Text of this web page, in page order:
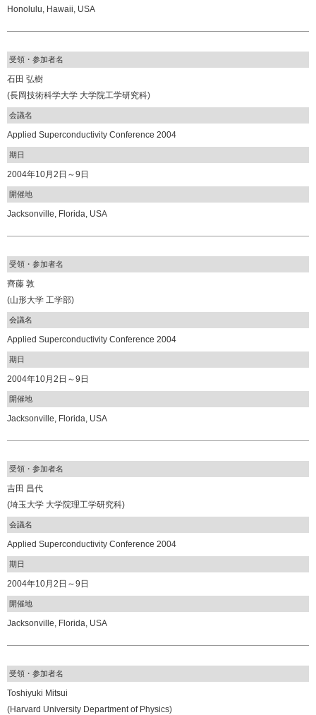
Honolulu, Hawaii, USA
受領・参加者名
石田 弘樹
(長岡技術科学大学 大学院工学研究科)
会議名
Applied Superconductivity Conference 2004
期日
2004年10月2日～9日
開催地
Jacksonville, Florida, USA
受領・参加者名
齊藤 敦
(山形大学 工学部)
会議名
Applied Superconductivity Conference 2004
期日
2004年10月2日～9日
開催地
Jacksonville, Florida, USA
受領・参加者名
吉田 昌代
(埼玉大学 大学院理工学研究科)
会議名
Applied Superconductivity Conference 2004
期日
2004年10月2日～9日
開催地
Jacksonville, Florida, USA
受領・参加者名
Toshiyuki Mitsui
(Harvard University Department of Physics)